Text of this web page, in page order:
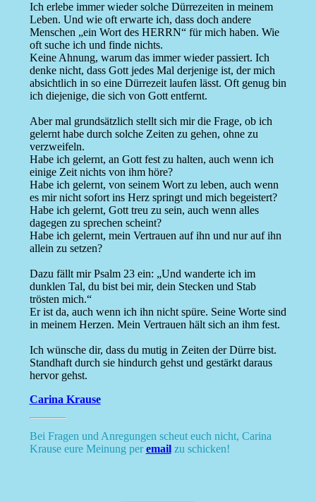
Ich erlebe immer wieder solche Dürrezeiten in meinem
Leben. Und wie oft erwarte ich, dass doch andere
Menschen „ein Wort des HERRN“ für mich haben. Wie
oft suche ich und finde nichts.
Keine Ahnung, warum das immer wieder passiert. Ich
denke nicht, dass Gott jedes Mal derjenige ist, der mich
absichtlich in so eine Dürrezeit laufen lässt. Oft genug bin
ich diejenige, die sich von Gott entfernt.
Aber mal grundsätzlich stellt sich mir die Frage, ob ich
gelernt habe durch solche Zeiten zu gehen, ohne zu
verzweifeln.
Habe ich gelernt, an Gott fest zu halten, auch wenn ich
einige Zeit nichts von ihm höre?
Habe ich gelernt, von seinem Wort zu leben, auch wenn
es mir nicht sofort ins Herz springt und mich begeistert?
Habe ich gelernt, Gott treu zu sein, auch wenn alles
dagegen zu sprechen scheint?
Habe ich gelernt, mein Vertrauen auf ihn und nur auf ihn
allein zu setzen?
Dazu fällt mir Psalm 23 ein: „Und wanderte ich im
dunklen Tal, du bist bei mir, dein Stecken und Stab
trösten mich.“
Er ist da, auch wenn ich ihn nicht spüre. Seine Worte sind
in meinem Herzen. Mein Vertrauen hält sich an ihm fest.
Ich wünsche dir, dass du mutig in Zeiten der Dürre bist.
Standhaft durch sie hindurch gehst und gestärkt daraus
hervor gehst.
Carina Krause
Bei Fragen und Anregungen scheut euch nicht, Carina
Krause eure Meinung peremailzu schicken!